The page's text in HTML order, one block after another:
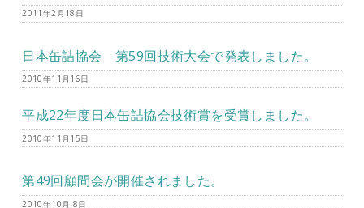
2011年2月18日
日本缶詰協会 第59回技術大会で発表しました。
2010年11月16日
平成22年度日本缶詰協会技術賞を受賞しました。
2010年11月15日
第49回顧問会が開催されました。
2010年10月 8日